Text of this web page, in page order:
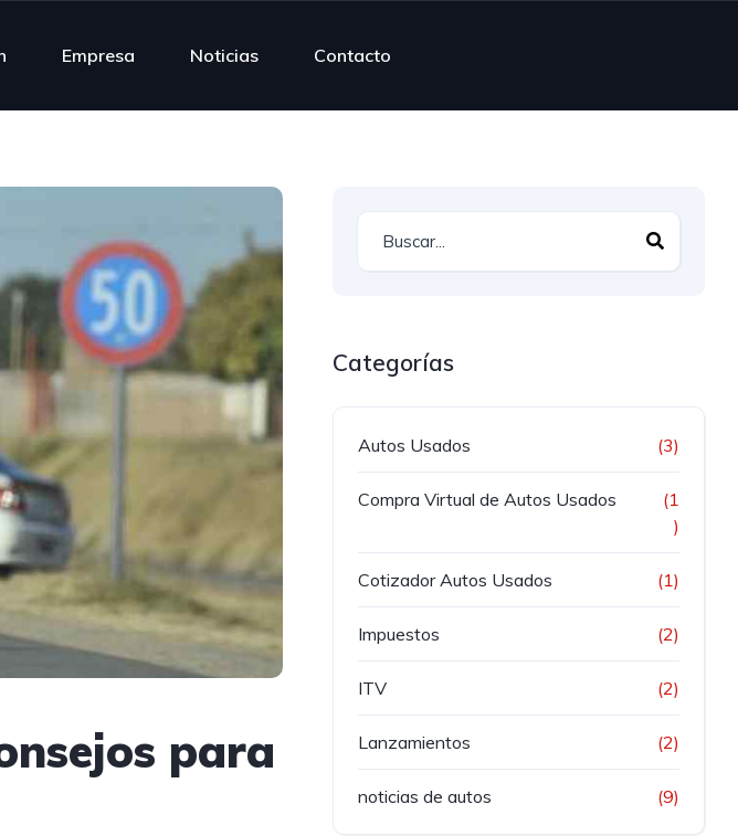
Empresa Noticias Contacto
para
Categorías
Autos Usados (3)
Compra Virtual de Autos Usados
(1
)
Cotizador Autos Usados (1)
Impuestos (2)
ITV (2)
Lanzamientos (2)
noticias de autos (9)